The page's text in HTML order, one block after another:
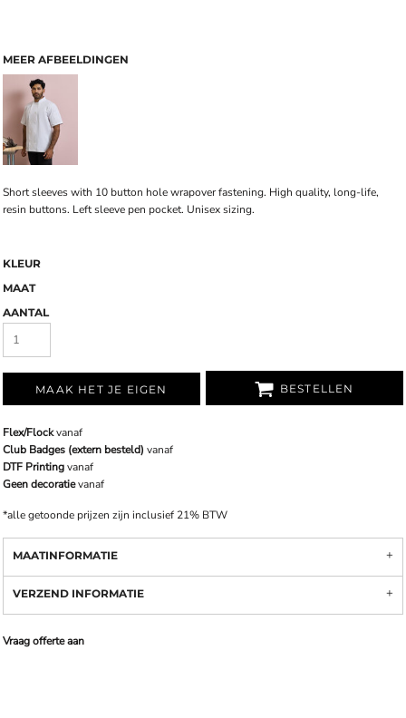
MEER AFBEELDINGEN
Short sleeves with 10 button hole wrapover fastening. High quality, long-life,
resin buttons. Left sleeve pen pocket. Unisex sizing.
KLEUR
MAAT
AANTAL
MAAK HET JE EIGEN BESTELLEN
Flex/Flockvanaf
Club Badges (extern besteld) vanaf
DTF Printingvanaf
Geen decoratievanaf
*alle getoonde prijzen zijn inclusief 21% BTW
MAATINFORMATIE
VERZEND INFORMATIE
Vraag offerte aan